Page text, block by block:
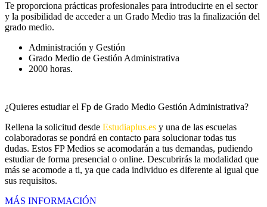
Te proporciona prácticas profesionales para introducirte en el sector
y la posibilidad de acceder a un Grado Medio tras la finalización del
grado medio.
Administración y Gestión
Grado Medio de Gestión Administrativa
2000 horas.
¿Quieres estudiar el Fp de Grado Medio Gestión Administrativa?
Rellena la solicitud desde Estudiaplus.es y una de las escuelas
colaboradoras se pondrá en contacto para solucionar todas tus
dudas. Estos FP Medios se acomodarán a tus demandas, pudiendo
estudiar de forma presencial o online. Descubrirás la modalidad que
más se acomode a ti, ya que cada individuo es diferente al igual que
sus requisitos.
MÁS INFORMACIÓN